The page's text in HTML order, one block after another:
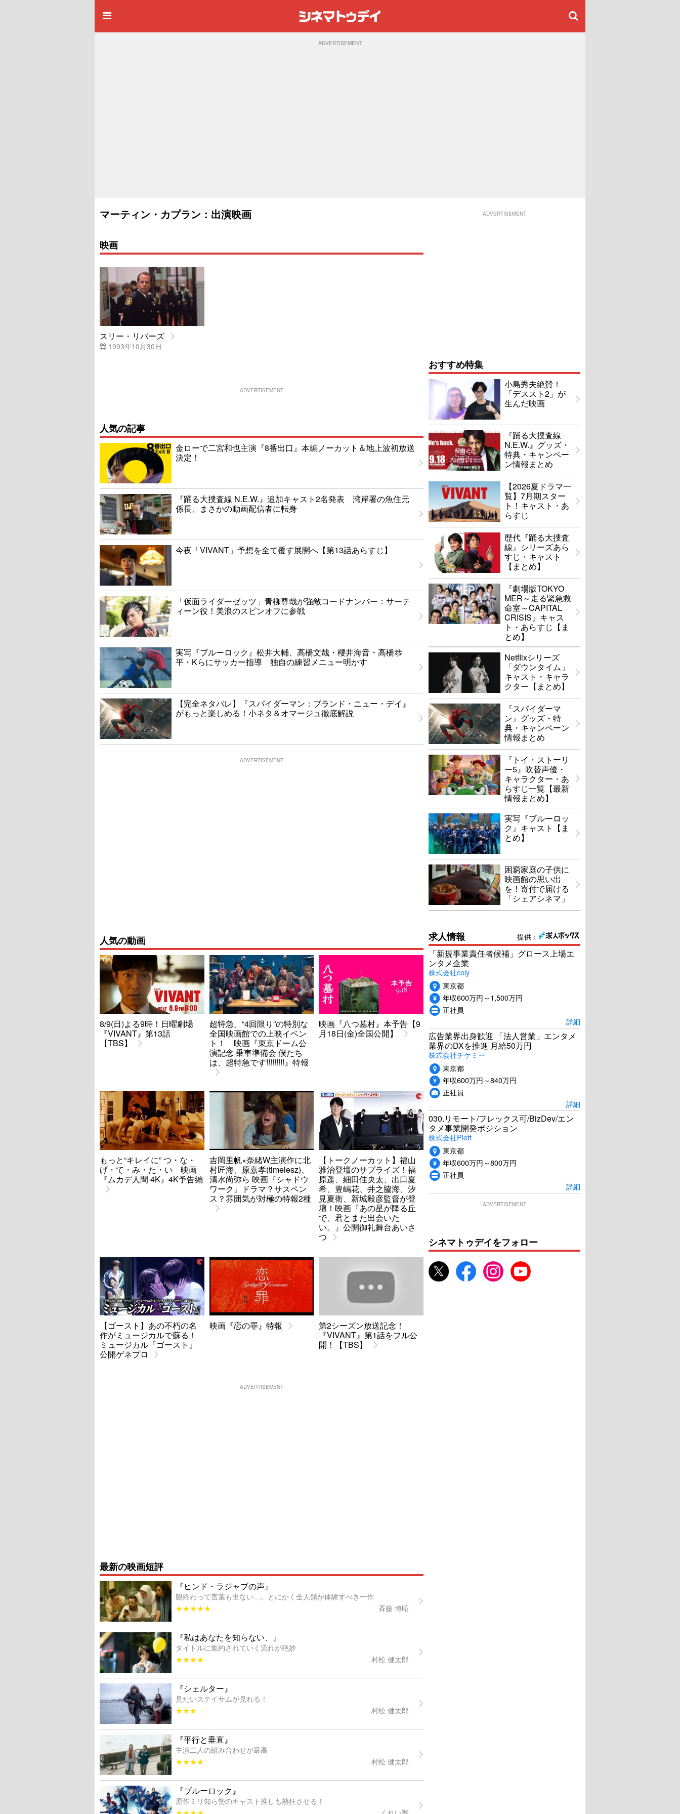
ADVERTISEMENT
マーティン・カプラン：出演映画
映画
スリー・リバーズ
1993年10月30日
ADVERTISEMENT
人気の記事
金ローで二宮和也主演『8番出口』本編ノーカット＆地上波初放送
決定！
『踊る大捜査線 N.E.W.』追加キャスト2名発表 湾岸署の魚住元
係長、まさかの動画配信者に転身
今夜「VIVANT」予想を全て覆す展開へ【第13話あらすじ】
「仮面ライダーゼッツ」青柳尊哉が強敵コードナンバー：サーテ
ィーン役！美浪のスピンオフに参戦
実写『ブルーロック』松井大輔、高橋文哉・櫻井海音・高橋恭
平・Kらにサッカー指導 独自の練習メニュー明かす
【完全ネタバレ】『スパイダーマン：ブランド・ニュー・デイ』
がもっと楽しめる！小ネタ＆オマージュ徹底解説
ADVERTISEMENT
人気の動画
8/9(日)よる9時！日曜劇場
『VIVANT』第13話
【TBS】
超特急、“4回限り”の特別な
全国映画館での上映イベン
ト！ 映画『東京ドーム公
演記念 乗車準備会 僕たち
は、超特急です!!!!!!!!!』特報
映画『八つ墓村』本予告【9
月18日(金)全国公開】
もっと“キレイに” つ・な・
げ・て・み・た・い 映画
『ムカデ人間 4K』4K予告編
吉岡里帆×奈緒W主演作に北
村匠海、原嘉孝(timelesz)、
清水尚弥ら 映画『シャドウ
ワーク』ドラマ？サスペン
ス？雰囲気が対極の特報2種
【トークノーカット】福山
雅治登壇のサプライズ！福
原遥、細田佳央太、出口夏
希、豊嶋花、井之脇海、汐
見夏衛、新城毅彦監督が登
壇！映画『あの星が降る丘
で、君とまた出会いた
い。』公開御礼舞台あいさ
つ
【ゴースト】あの不朽の名
作がミュージカルで蘇る！
ミュージカル『ゴースト』
公開ゲネプロ
映画『恋の罪』特報
第2シーズン放送記念！
『VIVANT』第1話をフル公
開！【TBS】
ADVERTISEMENT
最新の映画短評
『ヒンド・ラジャブの声』
観終わって言葉も出ない…。とにかく全人類が体験すべき一作
★★★★★
斉藤 博昭
『私はあなたを知らない、』
タイトルに集約されていく流れが絶妙
★★★★
村松 健太郎
『シェルター』
見たいステイサムが見れる！
★★★
村松 健太郎
『平行と垂直』
主演二人の組み合わせが最高
★★★★
村松 健太郎
『ブルーロック』
原作ミリ知ら勢のキャスト推しも熱狂させる！
ADVERTISEMENT
おすすめ特集
小島秀夫絶賛！
「デススト2」が
生んだ映画
『踊る大捜査線
N.E.W.』グッズ・
特典・キャンペー
ン情報まとめ
【2026夏ドラマ一
覧】7月期スター
ト！キャスト・あ
らすじ
歴代『踊る大捜査
線』シリーズあら
すじ・キャスト
【まとめ】
『劇場版TOKYO
MER～走る緊急救
命室～CAPITAL
CRISIS』キャス
ト・あらすじ【ま
とめ】
Netflixシリーズ
「ダウンタイム」
キャスト・キャラ
クター【まとめ】
『スパイダーマ
ン』グッズ・特
典・キャンペーン
情報まとめ
『トイ・ストーリ
ー5』吹替声優・
キャラクター・あ
らすじ一覧【最新
情報まとめ】
実写『ブルーロッ
ク』キャスト【ま
とめ】
困窮家庭の子供に
映画館の思い出
を！寄付で届ける
「シェアシネマ」
提供：
求人情報
「新規事業責任者候補」グロース上場エ
ンタメ企業
株式会社coly
東京都
年収600万円～1,500万円
正社員
詳細
広告業界出身歓迎 「法人営業」エンタメ
業界のDXを推進 月給50万円
株式会社チケミー
東京都
年収600万円～840万円
正社員
詳細
030.リモート/フレックス可/BizDev/エン
タメ事業開発ポジション
株式会社Plott
東京都
年収600万円～800万円
正社員
詳細
ADVERTISEMENT
シネマトゥデイをフォロー